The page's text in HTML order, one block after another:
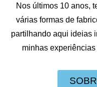
Nos últimos 10 anos,
várias formas de
partilhando aqui ideias
minhas